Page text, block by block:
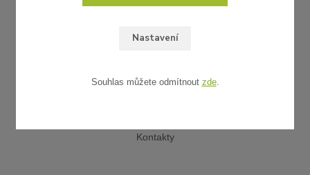
Obchodní podmínky
Kontakty
Nastavení
Souhlas můžete odmítnout zde.